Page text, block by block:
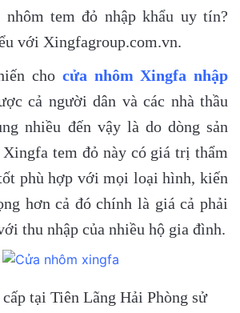
tem đỏ nhập khẩu uy tín?
với Xingfagroup.com.vn.
cho cửa nhôm Xingfa nhập
cả người dân và các nhà thầu
nhiều đến vậy là do dòng sản
Xingfa tem đỏ này có giá trị thẩm
phù hợp với mọi loại hình, kiến
hơn cả đó chính là giá cả phải
thu nhập của nhiều hộ gia đình.
tại Tiên Lãng Hải Phòng sử